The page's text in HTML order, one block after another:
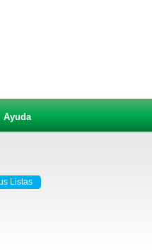
Ayuda
Listas